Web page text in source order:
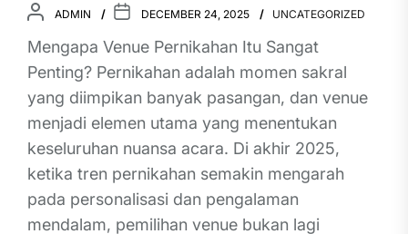
ADMIN DECEMBER 24, 2025 UNCATEGORIZED
Mengapa Venue Pernikahan Itu Sangat
Penting? Pernikahan adalah momen sakral
yang diimpikan banyak pasangan, dan venue
menjadi elemen utama yang menentukan
keseluruhan nuansa acara. Di akhir 2025,
ketika tren pernikahan semakin mengarah
pada personalisasi dan pengalaman
mendalam, pemilihan venue bukan lagi